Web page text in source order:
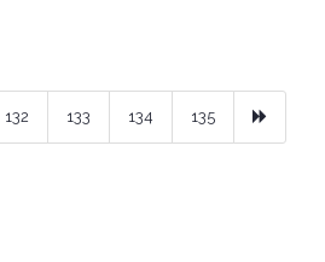
132 133 134 135